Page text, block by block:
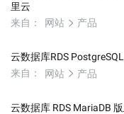
里云
来自：
网站 产品
云数据库RDS
来自：
网站 产品
云数据库 RDS MariaDB